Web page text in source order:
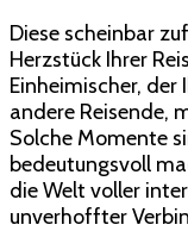
Diese scheinbar
Herzstück Ihrer
Einheimischer, der
andere Reisende,
Solche Momente
bedeutungsvoll
die Welt voller
unverhoffter